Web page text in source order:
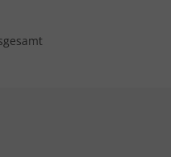
der Liste